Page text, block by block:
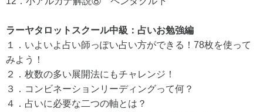
ラーヤタロットスクール中級：占いお勉強編
１．いよいよ占い師っぽい占い方ができる！78枚を使って
みよう！
２．枚数の多い展開法にもチャレンジ！
３．コンビネーションリーディングって何？
４．占いに必要な二つの軸とは？